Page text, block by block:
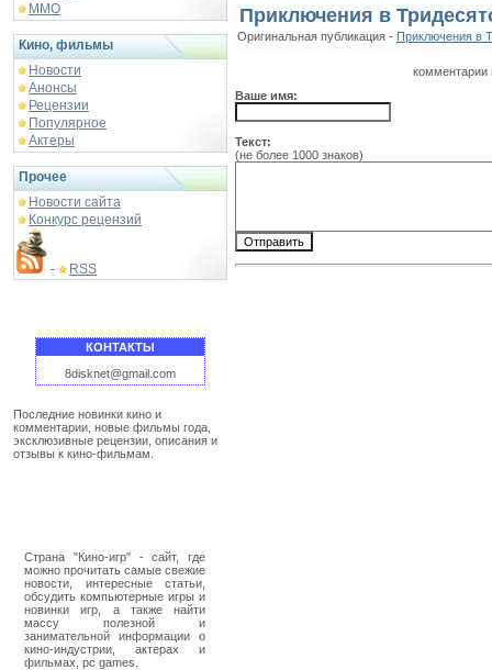
ММО
Кино, фильмы
Новости
Анонсы
Рецензии
Популярное
Актеры
Прочее
Новости сайта
Конкурс рецензий
- RSS
КОНТАКТЫ
8disknet@gmail.com
Последние новинки кино и
комментарии, новые фильмы года,
эксклюзивные рецензии, описания и
отзывы к кино-фильмам.
Страна "Кино-игр" - сайт, где
можно прочитать самые свежие
новости, интересные статьи,
обсудить компьютерные игры и
новинки игр, а также найти
массу полезной и
занимательной информации о
кино-индустрии, актерах и
фильмах, pc games.
Приключения в
Оригинальная публикация - Приключения в
комментарии
Ваше имя:
Текст:
(не более 1000 знаков)